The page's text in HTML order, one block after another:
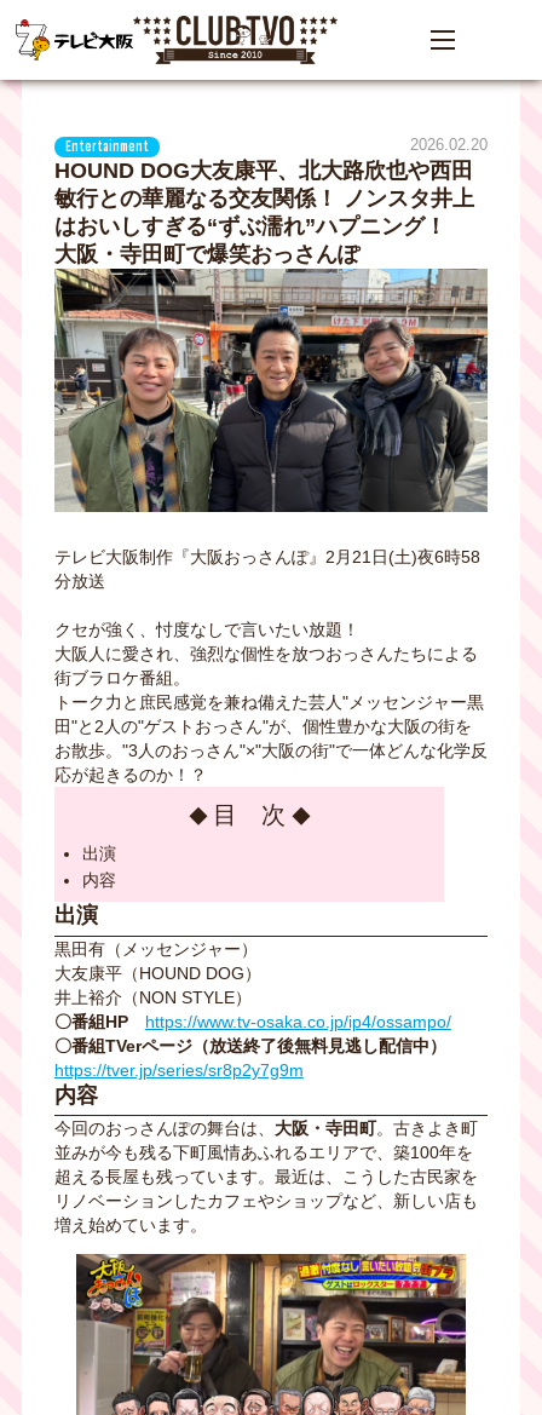
Entertainment 2026.02.20
HOUND DOG大友康平、北大路欣也や西田
敏行との華麗なる交友関係！ ノンスタ井上
はおいしすぎる“ずぶ濡れ”ハプニング！
大阪・寺田町で爆笑おっさんぽ
テレビ大阪制作『大阪おっさんぽ』2月21日(土)夜6時58
分放送
クセが強く、忖度なしで言いたい放題！
大阪人に愛され、強烈な個性を放つおっさんたちによる
街ブラロケ番組。
トーク力と庶民感覚を兼ね備えた芸人"メッセンジャー黒
田"と2人の"ゲストおっさん"が、個性豊かな大阪の街を
お散歩。"3人のおっさん"×"大阪の街"で一体どんな化学反
応が起きるのか！？
目 次
出演
内容
出演
黒田有（メッセンジャー）
大友康平（HOUND DOG）
井上裕介（NON STYLE）
〇番組HP
https://www.tv-osaka.co.jp/ip4/ossampo/
〇番組TVerページ（放送終了後無料見逃し配信中）
https://tver.jp/series/sr8p2y7g9m
内容
今回のおっさんぽの舞台は、 大阪・寺田町。古きよき町
並みが今も残る下町風情あふれるエリアで、築100年を
超える長屋も残っています。最近は、こうした古民家を
リノベーションしたカフェやショップなど、新しい店も
増え始めています。